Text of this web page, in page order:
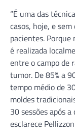
“É uma das
casos, hoje, e
pacientes.
é realizada
entre o campo de
tumor. De 85% a
tempo médio de
moldes
30 sessões após
esclarece